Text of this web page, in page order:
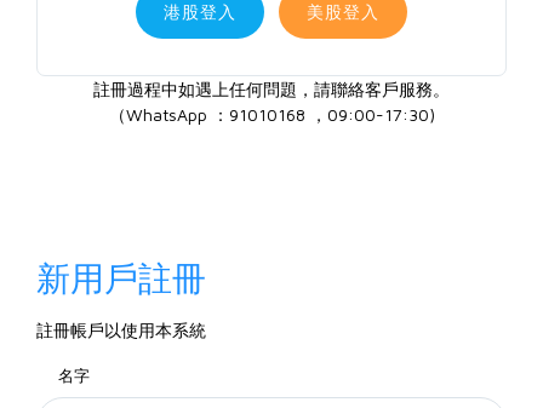
港股登入 美股登入
註冊過程中如遇上任何問題，請聯絡客戶服務。
（WhatsApp ：91010168 ，09:00-17:30)
新用戶註冊
註冊帳戶以使用本系統
名字